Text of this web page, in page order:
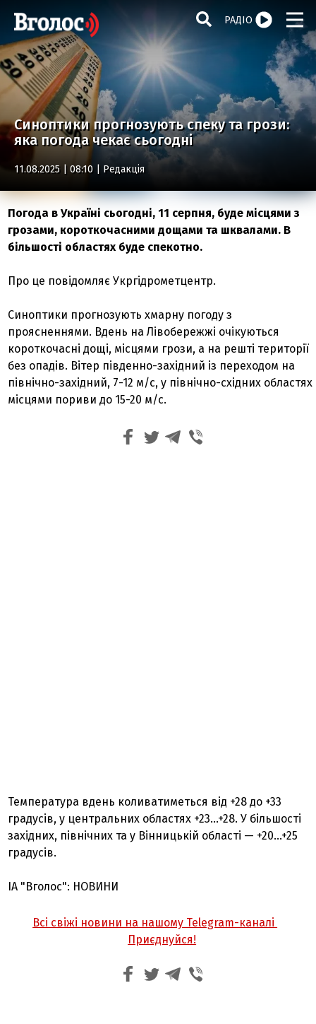
РАДІО
Синоптики прогнозують спеку та грози:
яка погода чекає сьогодні
11.08.2025 | 08:10 | Редакція
Погода в Україні сьогодні, 11 серпня, буде місцями з
грозами, короткочасними дощами та шквалами. В
більшості областях буде спекотно.
Про це повідомляє Укргідрометцентр.
Синоптики прогнозують хмарну погоду з
проясненнями. Вдень на Лівобережжі очікуються
короткочасні дощі, місцями грози, а на решті території
без опадів. Вітер південно-західний із переходом на
північно-західний, 7-12 м/с, у північно-східних областях
місцями пориви до 15-20 м/с.
Температура вдень коливатиметься від +28 до +33
градусів, у центральних областях +23…+28. У більшості
західних, північних та у Вінницькій області — +20…+25
градусів.
ІА "Вголос": НОВИНИ
Всі свіжі новини на нашому Telegram-каналі
Приєднуйся!